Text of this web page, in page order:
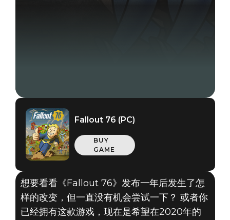
Fallout 76 (PC)
BUY
GAME
想要看看《Fallout 76》发布一年后发生了怎
样的改变，但一直没有机会尝试一下？ 或者你
已经拥有这款游戏，现在是希望在2020年的